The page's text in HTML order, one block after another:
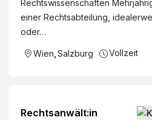
Rechtswissenschaften
einer Rechtsabteilung,
oder…
Wien Salzburg Vollzeit
Rechtsanwält:in